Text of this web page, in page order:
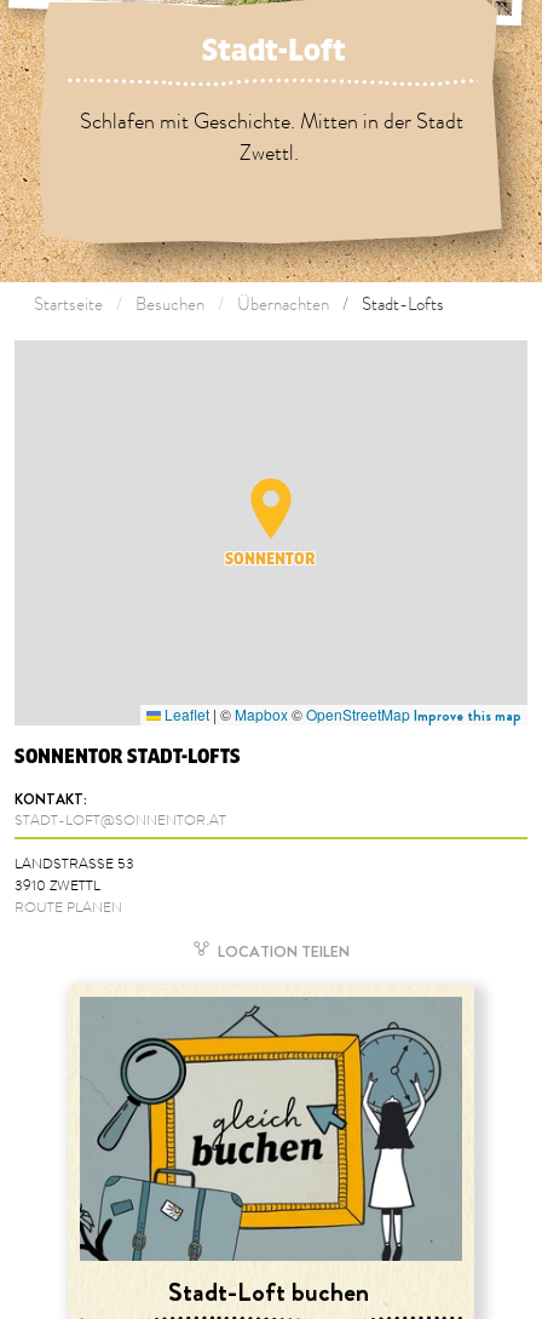
Stadt-Loft
Schlafen mit Geschichte. Mitten in der Stadt
Zwettl.
Startseite Besuchen Übernachten Stadt-Lofts
SONNENTOR STADT-LOFTS
KONTAKT:
STADT-LOFT@SONNENTOR.AT
LANDSTRASSE 53
3910 ZWETTL
ROUTE PLANEN
LOCATION TEILEN
SONNENTOR
Leaflet | ©Mapbox©OpenStreetMapImprove this map
Stadt-Loft buchen